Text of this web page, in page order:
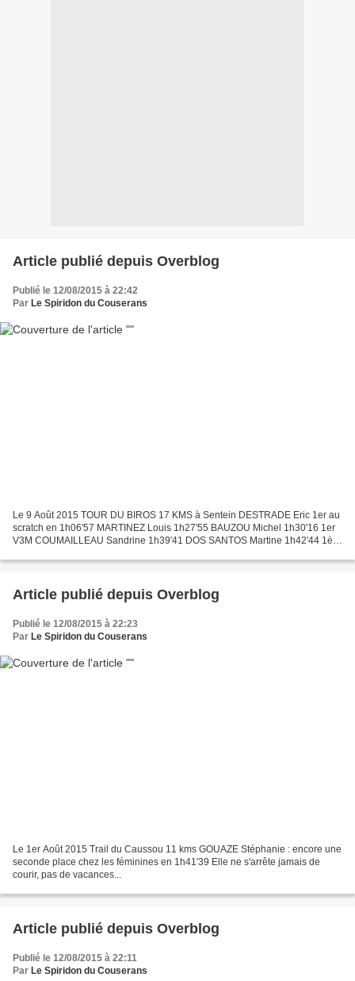
Article publié depuis Overblog
Publié le 12/08/2015 à 22:42
Par Le Spiridon du Couserans
Le 9 Août 2015 TOUR DU BIROS 17 KMS à Sentein DESTRADE Eric 1er au
scratch en 1h06'57 MARTINEZ Louis 1h27'55 BAUZOU Michel 1h30'16 1er
V3M COUMAILLEAU Sandrine 1h39'41 DOS SANTOS Martine 1h42'44 1ère
Article publié depuis Overblog
Publié le 12/08/2015 à 22:23
Par Le Spiridon du Couserans
Le 1er Août 2015 Trail du Caussou 11 kms GOUAZE Stéphanie : encore une
seconde place chez les féminines en 1h41'39 Elle ne s'arrête jamais de
courir, pas de vacances...
Article publié depuis Overblog
Publié le 12/08/2015 à 22:11
Par Le Spiridon du Couserans